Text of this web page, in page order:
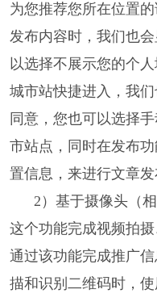
为您推荐您所在位置
发布内容时，我们也
以选择不展示您的个
城市站快捷进入，我
同意，您也可以选择
市站点，同时在发布
置信息，来进行文章发
2）基于摄像头（相
这个功能完成视频拍
通过该功能完成推广
描和识别二维码时，